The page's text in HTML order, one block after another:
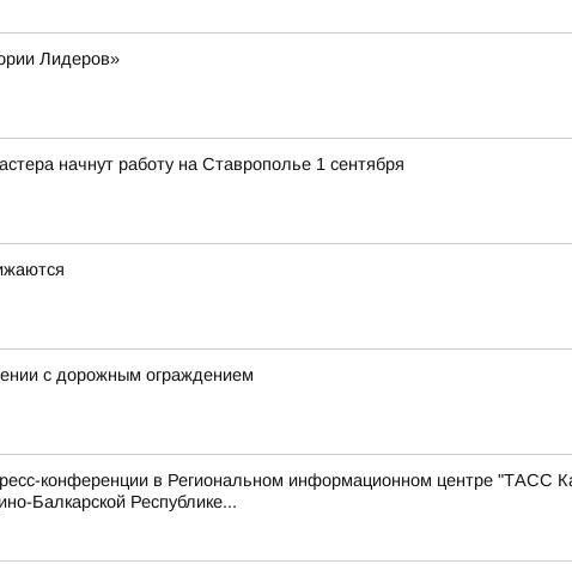
Лидеров»
начнут работу на Ставрополье 1 сентября
с дорожным ограждением
конференции в Региональном информационном центре "ТАСС
Балкарской Республике...